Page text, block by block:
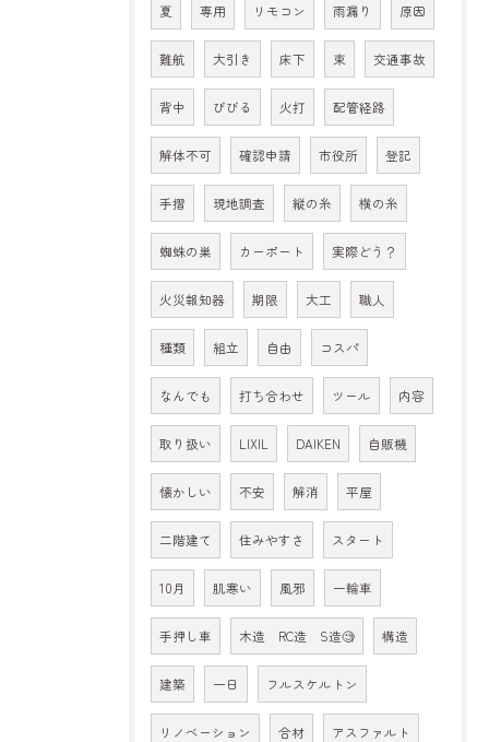
夏 専用 リモコン 雨漏り 原因
難航 大引き 床下 束 交通事故
背中 びびる 火打 配管経路
解体不可 確認申請 市役所 登記
手摺 現地調査 縦の糸 横の糸
蜘蛛の巣 カーポート 実際どう？
火災報知器 期限 大工 職人
種類 組立 自由 コスパ
なんでも 打ち合わせ ツール 内容
取り扱い LIXIL DAIKEN 自販機
懐かしい 不安 解消 平屋
二階建て 住みやすさ スタート
10月 肌寒い 風邪 一輪車
手押し車 木造 RC造 S造🧐 構造
建築 一日 フルスケルトン
リノベーション 合材 アスファルト